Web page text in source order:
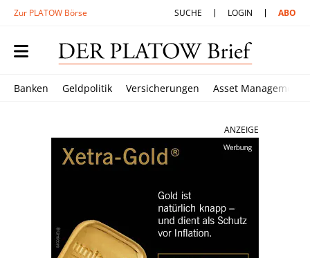
Zur PLATOW Börse SUCHE LOGIN ABO
Banken Geldpolitik Versicherungen Asset Management
ANZEIGE